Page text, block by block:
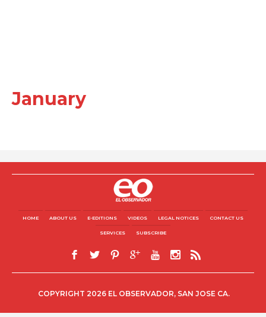
January
HOME ABOUT US E-EDITIONS VIDEOS LEGAL NOTICES CONTACT US
SERVICES SUBSCRIBE
COPYRIGHT 2026 EL OBSERVADOR, SAN JOSE CA.